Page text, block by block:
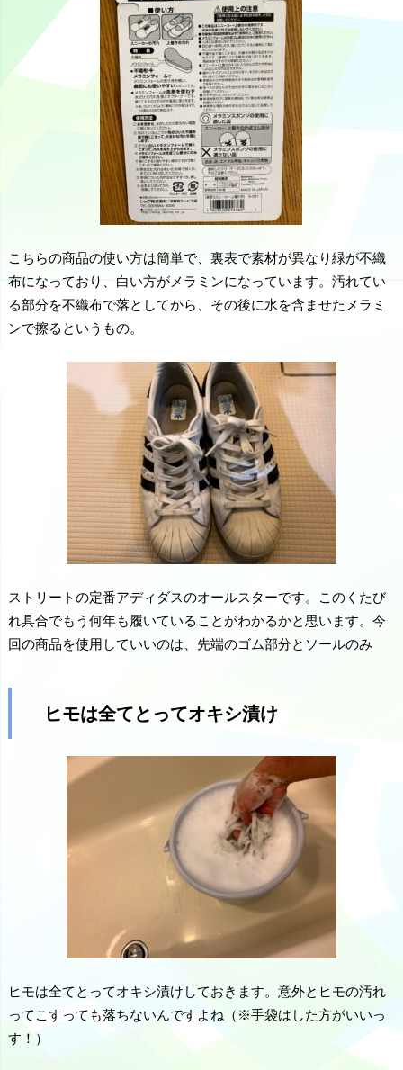
こちらの商品の使い方は簡単で、裏表で素材が異なり緑が不織
布になっており、白い方がメラミンになっています。汚れてい
る部分を不織布で落としてから、その後に水を含ませたメラミ
ンで擦るというもの。
ストリートの定番アディダスのオールスターです。このくたび
れ具合でもう何年も履いていることがわかるかと思います。今
回の商品を使用していいのは、先端のゴム部分とソールのみ
ヒモは全てとってオキシ漬け
ヒモは全てとってオキシ漬けしておきます。意外とヒモの汚れ
ってこすっても落ちないんですよね（※手袋はした方がいいっ
す！）